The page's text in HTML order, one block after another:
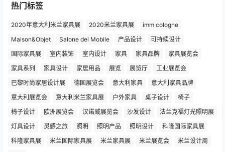
热门标签
2020年意大利米兰家具展 2020米兰家具展
imm cologne
Maison&Objet
Salone del Mobile 产品设计
可持续设计
国际家具展
室内装饰 室内设计 家具 家具品牌
家具展览会
家具系列
家具设计 家居用品 展览 展览厅
工业展览会
巴黎时尚家居设计展
德国展览会 意大利家具
意大利家具品牌
意大利展览会
意大利米兰家具展 户外家具 桌子设计
椅子
椅子设计
欧洲展览会 汉诺威展览会 沙发设计
法兰克福灯光照明展
灯具设计
灵感之旅 照明 照明产品 照明设计
科隆国际家具展
科隆家具展
米兰国际家具展 米兰家具展 米兰展览会
米兰设计周